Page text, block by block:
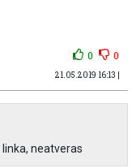
0 0
21.05.2019 16:13 |
linka, neatveras